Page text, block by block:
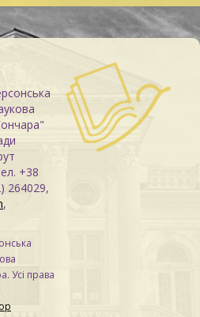
+38
264029,
,
Усі права